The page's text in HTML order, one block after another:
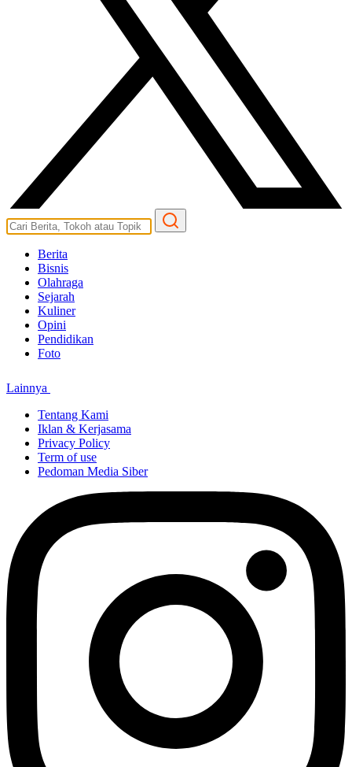
Berita
Bisnis
Olahraga
Sejarah
Kuliner
Opini
Pendidikan
Foto
Lainnya
Tentang Kami
Iklan & Kerjasama
Privacy Policy
Term of use
Pedoman Media Siber